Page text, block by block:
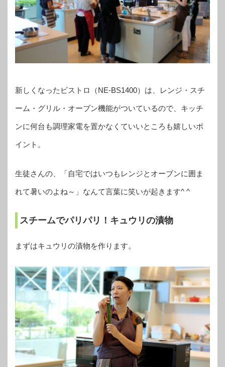
新しくなったビストロ（NE-BS1400）は、レンジ・スチ
ーム・グリル・オーブン機能がついているので、キッチ
ンに何台も調理家電を置かなくていいところも嬉しいポ
イント。
生徒さんの、「自宅ではいつもレンジとオーブンに囲ま
れて暑いのよね～」なんて言葉に笑いが起きます^ ^
スチームでパリパリ！キュウリの漬物
まずはキュウリの漬物を作ります。